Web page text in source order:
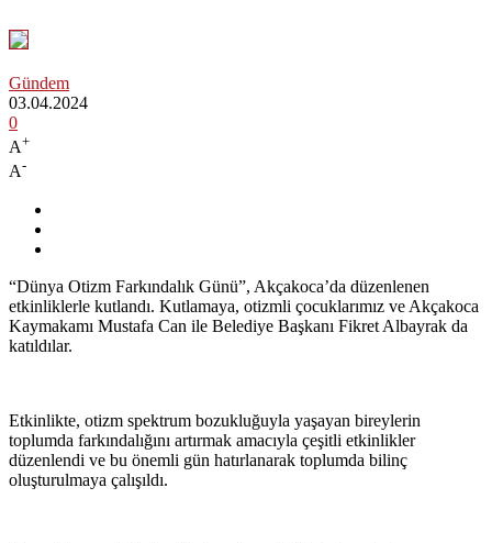
Gündem
03.04.2024
0
A+
A-
“Dünya Otizm Farkındalık Günü”, Akçakoca’da düzenlenen
etkinliklerle kutlandı. Kutlamaya, otizmli çocuklarımız ve Akçakoca
Kaymakamı Mustafa Can ile Belediye Başkanı Fikret Albayrak da
katıldılar.
Etkinlikte, otizm spektrum bozukluğuyla yaşayan bireylerin
toplumda farkındalığını artırmak amacıyla çeşitli etkinlikler
düzenlendi ve bu önemli gün hatırlanarak toplumda bilinç
oluşturulmaya çalışıldı.